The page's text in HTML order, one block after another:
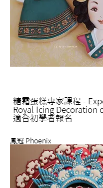
糖霜蛋糕專家課程 -
Royal Icing Decoration
適合初學者報名
鳳冠 Phoenix